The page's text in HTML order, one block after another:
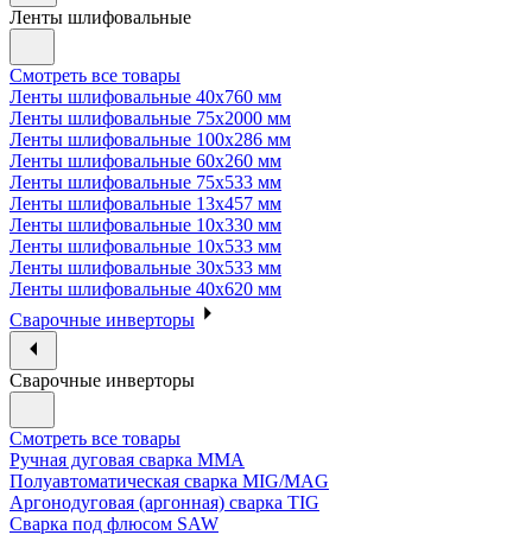
Ленты шлифовальные
Смотреть все товары
Ленты шлифовальные 40х760 мм
Ленты шлифовальные 75х2000 мм
Ленты шлифовальные 100х286 мм
Ленты шлифовальные 60х260 мм
Ленты шлифовальные 75х533 мм
Ленты шлифовальные 13х457 мм
Ленты шлифовальные 10х330 мм
Ленты шлифовальные 10х533 мм
Ленты шлифовальные 30х533 мм
Ленты шлифовальные 40х620 мм
Сварочные инверторы
Сварочные инверторы
Смотреть все товары
Ручная дуговая сварка MMA
Полуавтоматическая сварка MIG/MAG
Аргонодуговая (аргонная) сварка TIG
Сварка под флюсом SAW